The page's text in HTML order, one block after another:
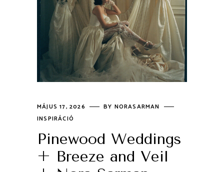
MÁJUS 17, 2026 BY NORASARMAN
INSPIRÁCIÓ
Pinewood Weddings
+ Breeze and Veil